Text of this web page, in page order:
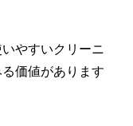
やすいクリーニ
価値があります